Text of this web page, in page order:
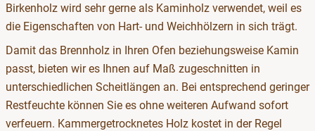
Birkenholz wird sehr gerne als Kaminholz verwendet, weil es
die Eigenschaften von Hart- und Weichhölzern in sich trägt.
Damit das Brennholz in Ihren Ofen beziehungsweise Kamin
passt, bieten wir es Ihnen auf Maß zugeschnitten in
unterschiedlichen Scheitlängen an. Bei entsprechend geringer
Restfeuchte können Sie es ohne weiteren Aufwand sofort
verfeuern. Kammergetrocknetes Holz kostet in der Regel